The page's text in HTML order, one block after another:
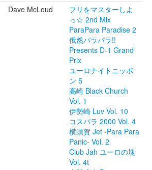
Dave McLoud
フリをマスターしよ
っ☆ 2nd Mix
ParaPara Paradise 2
俄然パラパラ!!
Presents D-1 Grand
Prix
ユーロナイトニッポ
ン 5
高崎 Black Church
Vol. 1
伊勢崎 Luv Vol. 10
コスパラ 2000 Vol. 4
横須賀 Jet -Para Para
Panic- Vol. 2
Club Jah ユーロの塊
Vol. 4t